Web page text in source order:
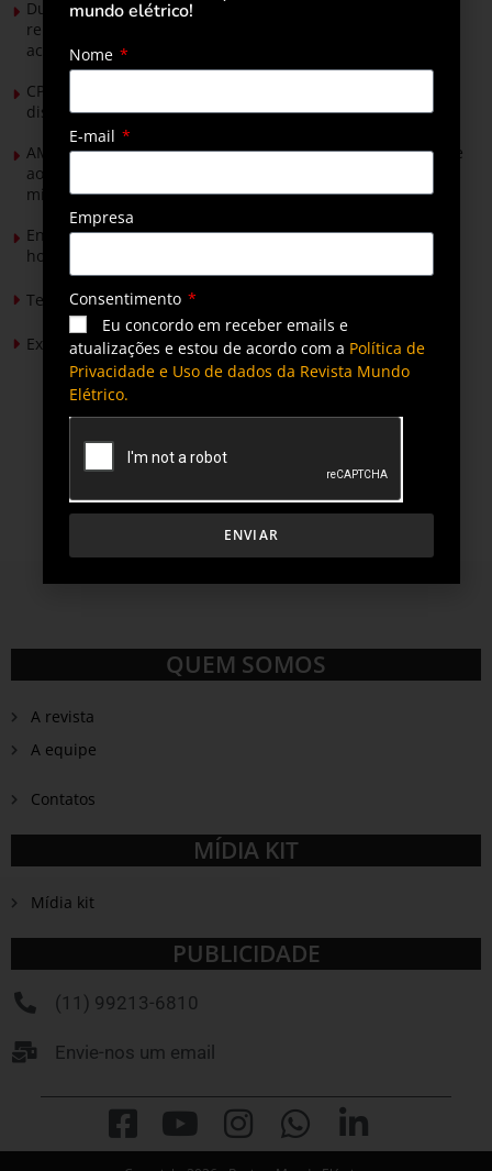
Durante esforço concentrado do Congresso, setor de
renováveis apresenta no Senado Federal pautas para
acelerar transição energética
CPFL Energia e TIM se unem para criar a rede de
distribuição do futuro com tecnologia privativa
AMIG Brasil convida pré-candidatos ao Governo de Minas e
ao Senado para discutir propostas para os municípios
mineradores e afetados
Energia solar permitirá ampliar em 25% a produção de
hortaliças em projeto social no Tocantins
Tendências de Iluminação em 2026
Expansão da energia solar no Brasil
QUEM SOMOS
A revista
A equipe
Contatos
MÍDIA KIT
Mídia kit
PUBLICIDADE
(11) 99213-6810
Envie-nos um email
mundo elétrico!
Nome
E-mail
Empresa
Consentimento
Eu concordo em receber emails e
atualizações e estou de acordo com a Política de
Privacidade e Uso de dados da Revista Mundo
Elétrico.
ENVIAR